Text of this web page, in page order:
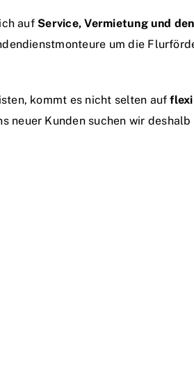
auf Service, Vermietung und
um die
kommt es nicht selten auf
neuer Kunden suchen wir deshalb